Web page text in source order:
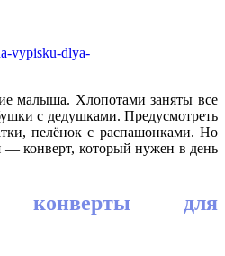
малыша. Хлопотами заняты все
с дедушками. Предусмотреть
пелёнок с распашонками. Но
конверт, который нужен в день
конверты для